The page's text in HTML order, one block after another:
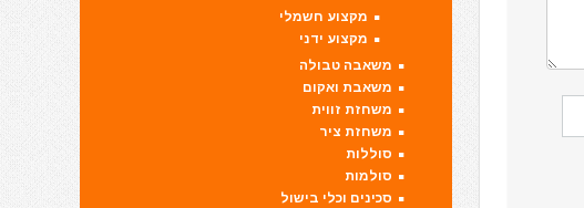
מקצוע חשמלי
מקצוע ידני
משאבה טבולה
משאבת ואקום
משחזת זווית
משחזת ציר
סוללות
סולמות
סכינים וכלי בישול